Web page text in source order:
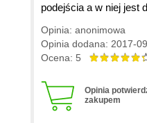
podejścia a w niej jest
Opinia: anonimowa
Opinia dodana: 2017-
Ocena: 5
Opinia
zakupem